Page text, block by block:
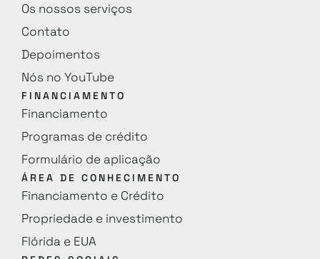
Os nossos serviços
Contato
Depoimentos
Nós no YouTube
FINANCIAMENTO
Financiamento
Programas de crédito
Formulário de aplicação
ÁREA DE CONHECIMENTO
Financiamento e Crédito
Propriedade e investimento
Flórida e EUA